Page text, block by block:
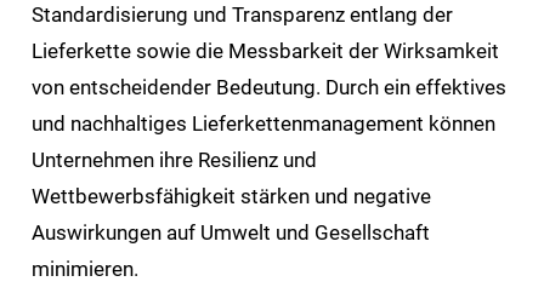
Standardisierung und Transparenz entlang der
Lieferkette sowie die Messbarkeit der Wirksamkeit
von entscheidender Bedeutung. Durch ein effektives
und nachhaltiges Lieferkettenmanagement können
Unternehmen ihre Resilienz und
Wettbewerbsfähigkeit stärken und negative
Auswirkungen auf Umwelt und Gesellschaft
minimieren.